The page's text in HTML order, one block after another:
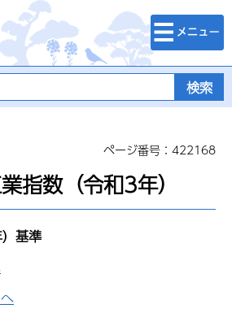
千葉県
検索・メニュ
ー
ページ番号：422168
指数（令和3年）
基準